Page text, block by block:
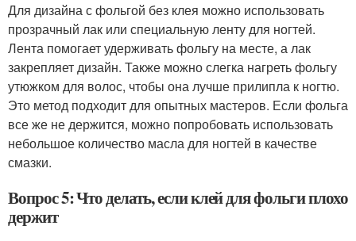
Для дизайна с фольгой без клея можно использовать
прозрачный лак или специальную ленту для ногтей.
Лента помогает удерживать фольгу на месте, а лак
закрепляет дизайн. Также можно слегка нагреть фольгу
утюжком для волос, чтобы она лучше прилипла к ногтю.
Это метод подходит для опытных мастеров. Если фольга
все же не держится, можно попробовать использовать
небольшое количество масла для ногтей в качестве
смазки.
Вопрос 5: Что делать, если клей для фольги плохо
держит